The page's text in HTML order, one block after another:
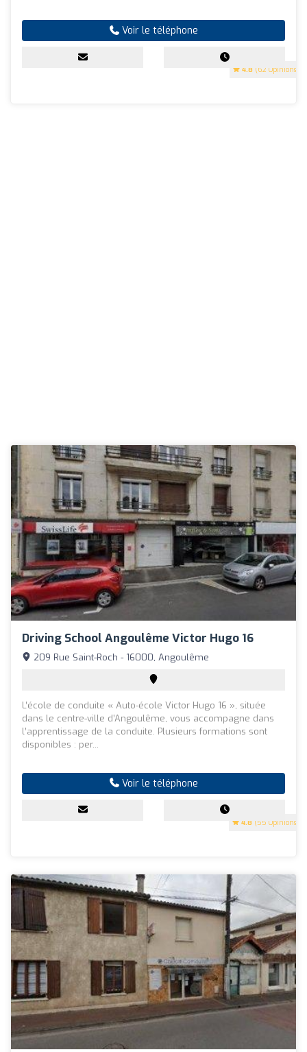
4.8 (62 Opinions)
Voir le téléphone
Driving School Angoulême Victor Hugo 16
4.8 (55 Opinions)
209 Rue Saint-Roch - 16000, Angoulême
L’école de conduite « Auto-école Victor Hugo 16 », située
dans le centre-ville d’Angoulême, vous accompagne dans
l’apprentissage de la conduite. Plusieurs formations sont
disponibles : per...
Voir le téléphone